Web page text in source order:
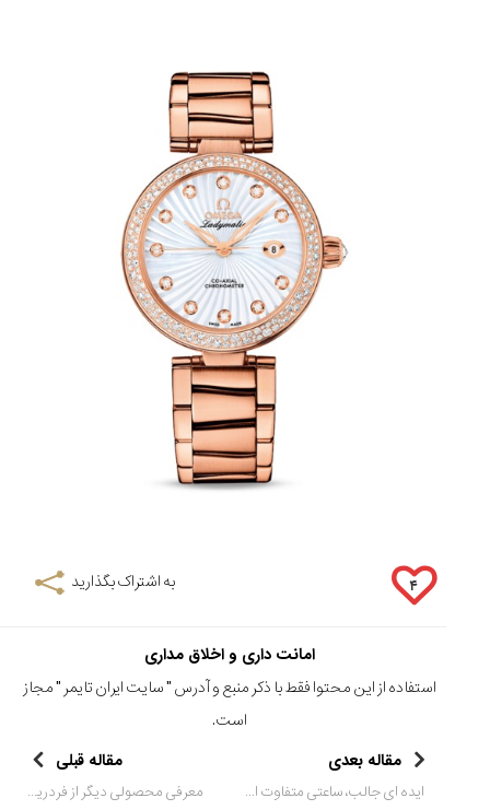
۴ به اشتراک بگذارید
امانت داری و اخلاق مداری
استفاده از این محتوا فقط با ذکر منبع و آدرس "سایت ایران تایمر " مجاز
است.
مقاله بعدی
ایده ای جالب، ساعتی متفاوت از برند تکس (TACS)
مقاله قبلی
معرفی محصولی دیگر از فردریک کُنستانت، با چهره ای ظریف و کلاسیک